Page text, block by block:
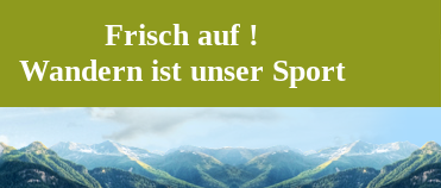
Frisch auf !
Wandern ist unser Sport